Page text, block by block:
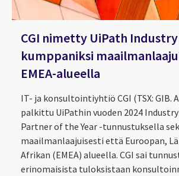
CGI nimetty UiPath Agentic
CGI nimetty UiPath
kumppaniksi
EMEA-alueella
IT- ja konsultointiyhtiö CGI (TSX: GIB.
palkittu UiPathin vuoden 2024
Partner of the Year -tunnustuksella
maailmanlaajuisesti että Euroopan,
Afrikan (EMEA) alueella. CGI sai
erinomaisista tuloksistaan